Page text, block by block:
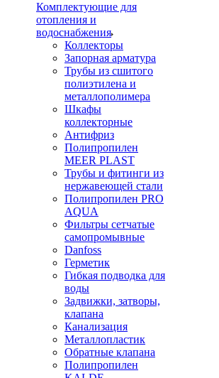
Комплектующие для
отопления и
водоснабжения
Коллекторы
Запорная арматура
Трубы из сшитого
полиэтилена и
металлополимера
Шкафы
коллекторные
Антифриз
Полипропилен
MEER PLAST
Трубы и фитинги из
нержавеющей стали
Полипропилен PRO
AQUA
Фильтры сетчатые
самопромывные
Danfoss
Герметик
Гибкая подводка для
воды
Задвижки, затворы,
клапана
Канализация
Металлопластик
Обратные клапана
Полипропилен